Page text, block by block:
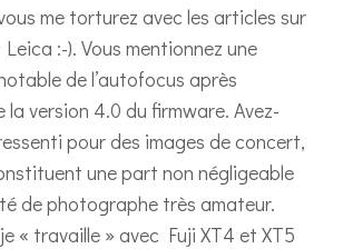
me torturez avec les articles sur
:-). Vous mentionnez une
de l’autofocus après
version 4.0 du firmware. Avez-
pour des images de concert,
une part non négligeable
de photographe très amateur.
« travaille » avec Fuji XT4 et XT5